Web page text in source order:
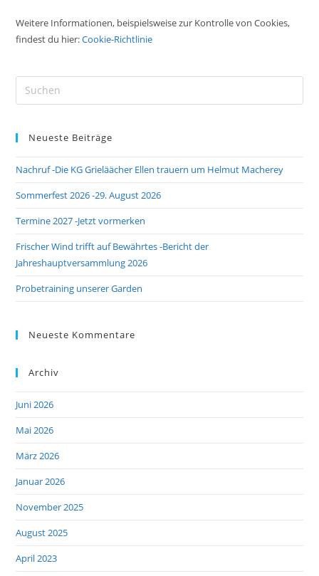
Weitere Informationen, beispielsweise zur Kontrolle von Cookies,
findest du hier:Cookie-Richtlinie
Neueste Beiträge
Nachruf -Die KG Grieläächer Ellen trauern um Helmut Macherey
Sommerfest 2026 -29. August 2026
Termine 2027 -Jetzt vormerken
Frischer Wind trifft auf Bewährtes -Bericht der
Jahreshauptversammlung 2026
Probetraining unserer Garden
Neueste Kommentare
Archiv
Juni 2026
Mai 2026
März 2026
Januar 2026
November 2025
August 2025
April 2023